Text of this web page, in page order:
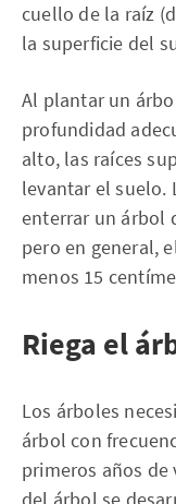
cuello de la raíz
la superficie del
Al plantar un
profundidad
alto, las raíces
levantar el suelo.
enterrar un árbol
pero en general,
menos 15
Riega el
Los árboles
árbol con
primeros años de